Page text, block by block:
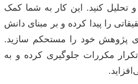
تحلیل کنید. این کار به شما کمک
را پیدا کرده و بر مبنای دانش
پژوهش خود را مستحکم سازید.
مکررات جلوگیری کرده و به